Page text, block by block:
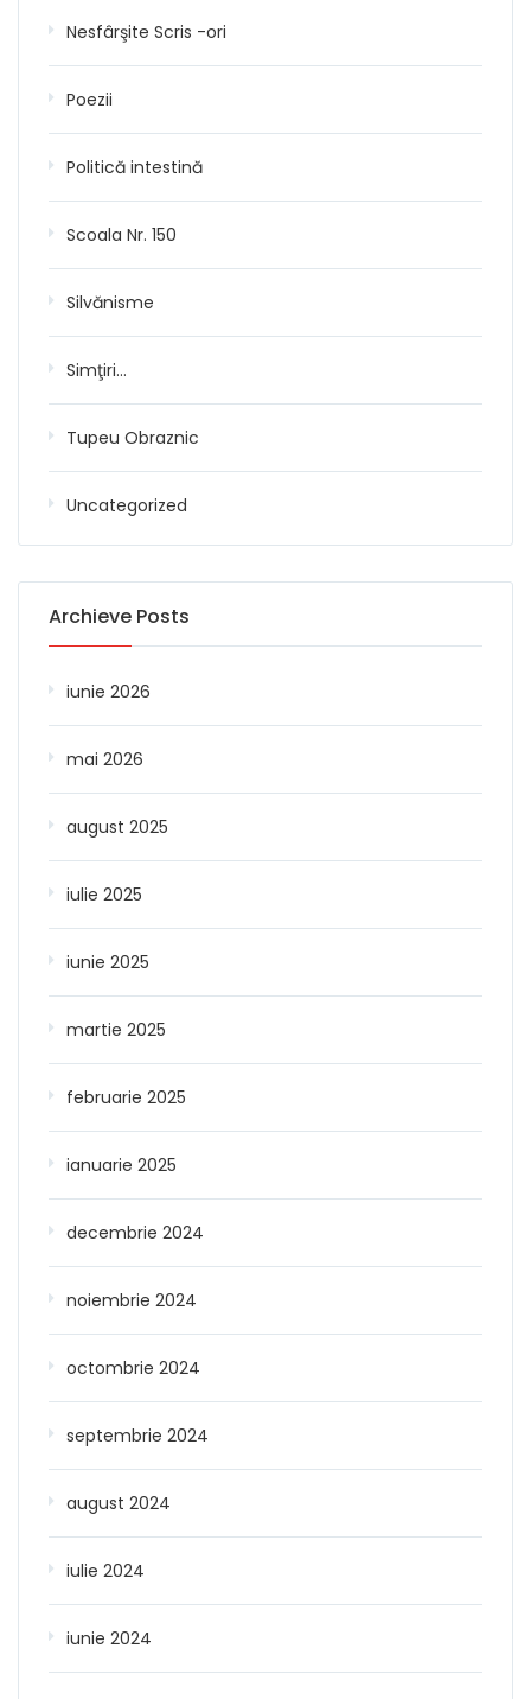
Nesfârşite Scris -ori
Poezii
Politică intestină
Scoala Nr. 150
Silvănisme
Simţiri…
Tupeu Obraznic
Uncategorized
Archieve Posts
iunie 2026
mai 2026
august 2025
iulie 2025
iunie 2025
martie 2025
februarie 2025
ianuarie 2025
decembrie 2024
noiembrie 2024
octombrie 2024
septembrie 2024
august 2024
iulie 2024
iunie 2024